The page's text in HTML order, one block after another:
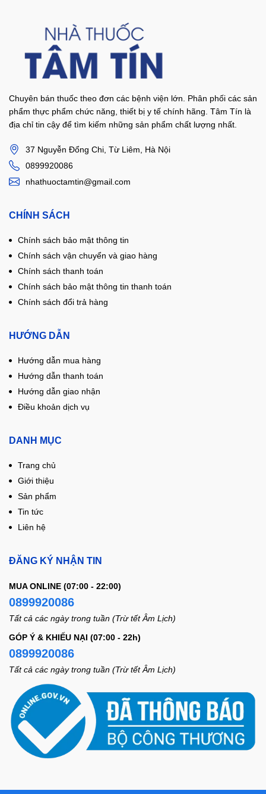
Chuyên bán thuốc theo đơn các bệnh viện lớn. Phân phối các sản
phẩm thực phẩm chức năng, thiết bị y tế chính hãng. Tâm Tín là
địa chỉ tin cậy để tìm kiếm những sản phẩm chất lượng nhất.
37 Nguyễn Đổng Chi, Từ Liêm, Hà Nội
0899920086
nhathuoctamtin@gmail.com
CHÍNH SÁCH
Chính sách bảo mật thông tin
Chính sách vận chuyển và giao hàng
Chính sách thanh toán
Chính sách bảo mật thông tin thanh toán
Chính sách đổi trả hàng
HƯỚNG DẪN
Hướng dẫn mua hàng
Hướng dẫn thanh toán
Hướng dẫn giao nhận
Điều khoản dịch vụ
DANH MỤC
Trang chủ
Giới thiệu
Sản phẩm
Tin tức
Liên hệ
ĐĂNG KÝ NHẬN TIN
MUA ONLINE (07:00 - 22:00)
0899920086
Tất cả các ngày trong tuần (Trừ tết Âm Lịch)
GÓP Ý & KHIẾU NẠI (07:00 - 22h)
0899920086
Tất cả các ngày trong tuần (Trừ tết Âm Lịch)